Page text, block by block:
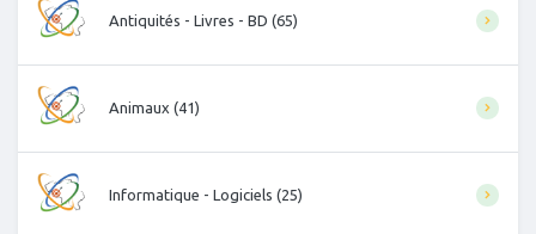
Antiquités - Livres - BD (65)
Animaux (41)
Informatique - Logiciels (25)